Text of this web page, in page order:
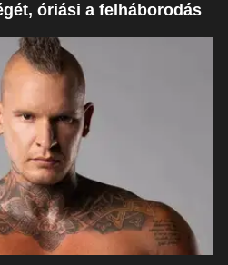
óriási a felháborodás